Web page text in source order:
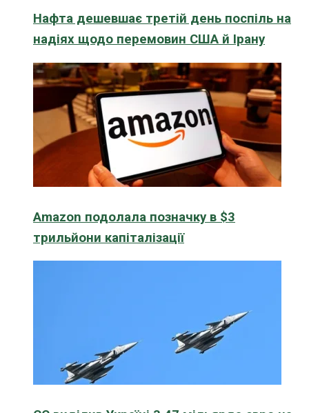
Нафта дешевшає третій день поспіль на
надіях щодо перемовин США й Ірану
Amazon подолала позначку в $3
трильйони капіталізації